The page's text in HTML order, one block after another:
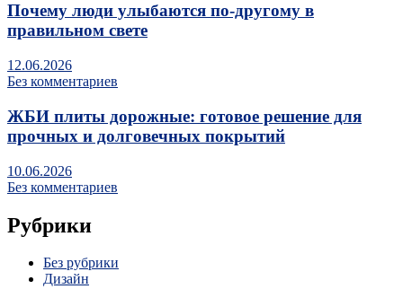
Почему люди улыбаются по‑другому в
правильном свете
12.06.2026
Без комментариев
ЖБИ плиты дорожные: готовое решение для
прочных и долговечных покрытий
10.06.2026
Без комментариев
Рубрики
Без рубрики
Дизайн